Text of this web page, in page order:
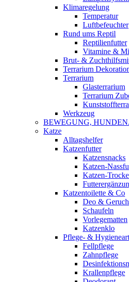
Klimaregelung
Temperatur
Luftbefeuchter
Rund ums Reptil
Reptilienfutter
Vitamine &
Brut- &
Terrarium
Terrarium
Glasterrarium
Terrarium
Werkzeug
BEWEGUNG,
Katze
Alltagshelfer
Katzenfutter
Katzensnacks
Katzen-
Katzen-
Katzentoilette & Co
Deo &
Schaufeln
Vorlegematten
Katzenklo
Pflege- &
Fellpflege
Zahnpflege
Krallenpflege